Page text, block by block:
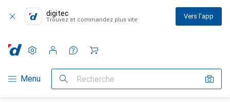
digitec
Trouvez et commandez plus vite Vers l'app
Navigation par catégorie
Menu Recherche
Paramètres
Compte client
Listes de comparaison
Listes d'envies
Panier